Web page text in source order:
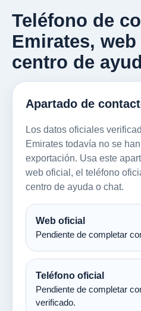
Teléfono de
Emirates,
centro de
Apartado de
Los datos oficiales
Emirates todavía no se
exportación. Usa este
web oficial, el teléfono
centro de ayuda o chat.
Web oficial
Pendiente de completar
Teléfono oficial
Pendiente de completar
verificado.